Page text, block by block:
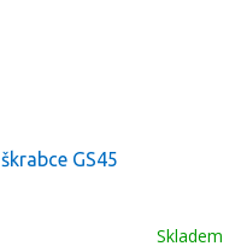
GS45
Skladem